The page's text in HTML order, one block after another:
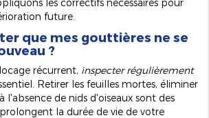
future.
que mes gouttières ne se
?
récurrent, inspecter régulièrement
Retirer les feuilles mortes, éliminer
l'absence de nids d'oiseaux sont des
la durée de vie de votre